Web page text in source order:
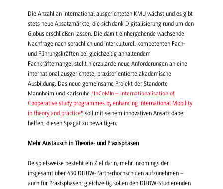
Die Anzahl an international ausgerichteten KMU wächst und es gibt
stets neue Absatzmärkte, die sich dank Digitalisierung rund um den
Globus erschließen lassen. Die damit einhergehende wachsende
Nachfrage nach sprachlich und interkulturell kompetenten Fach-
und Führungskräften bei gleichzeitig anhaltendem
Fachkräftemangel stellt hierzulande neue Anforderungen an eine
international ausgerichtete, praxisorientierte akademische
Ausbildung. Das neue gemeinsame Projekt der Standorte
Mannheim und Karlsruhe "InCoMIn – Internationalisation of
Cooperative study programmes by enhancing International Mobility
in theory and practice" soll mit seinem innovativen Ansatz dabei
helfen, diesen Spagat zu bewältigen.
Mehr Austausch in Theorie- und Praxisphasen
Beispielsweise besteht ein Ziel darin, mehr Incomings der
insgesamt über 450 DHBW-Partnerhochschulen aufzunehmen –
auch für Praxisphasen; gleichzeitig sollen den DHBW-Studierenden